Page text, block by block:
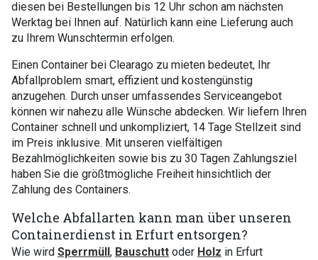
diesen bei Bestellungen bis 12 Uhr schon am nächsten
Werktag bei Ihnen auf. Natürlich kann eine Lieferung auch
zu Ihrem Wunschtermin erfolgen.
Einen Container bei Clearago zu mieten bedeutet, Ihr
Abfallproblem smart, effizient und kostengünstig
anzugehen. Durch unser umfassendes Serviceangebot
können wir nahezu alle Wünsche abdecken. Wir liefern Ihren
Container schnell und unkompliziert, 14 Tage Stellzeit sind
im Preis inklusive. Mit unseren vielfältigen
Bezahlmöglichkeiten sowie bis zu 30 Tagen Zahlungsziel
haben Sie die größtmögliche Freiheit hinsichtlich der
Zahlung des Containers.
Welche Abfallarten kann man über unseren
Containerdienst in Erfurt entsorgen?
Wie wird Sperrmüll , Bauschutt oder Holz in Erfurt